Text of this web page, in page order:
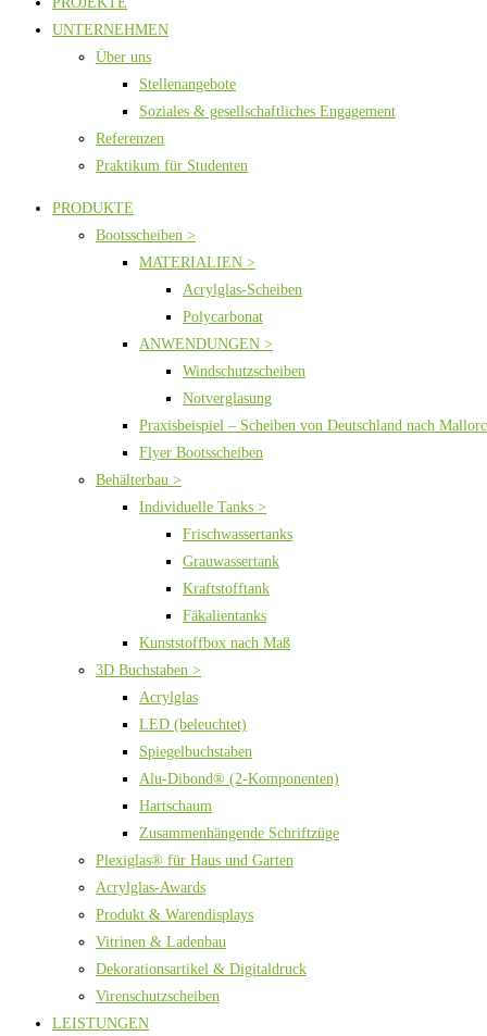
UNTERNEHMEN
Über uns
Stellenangebote
Soziales & gesellschaftliches Engagement
Referenzen
Praktikum für Studenten
PRODUKTE
Bootsscheiben >
MATERIALIEN >
Acrylglas-Scheiben
Polycarbonat
ANWENDUNGEN >
Windschutzscheiben
Notverglasung
Praxisbeispiel – Scheiben von Deutschland nach
Flyer Bootsscheiben
Behälterbau >
Individuelle Tanks >
Frischwassertanks
Grauwassertank
Kraftstofftank
Fäkalientanks
Kunststoffbox nach Maß
3D Buchstaben >
Acrylglas
LED (beleuchtet)
Spiegelbuchstaben
Alu-Dibond® (2-Komponenten)
Hartschaum
Zusammenhängende Schriftzüge
Plexiglas® für Haus und Garten
Acrylglas-Awards
Produkt & Warendisplays
Vitrinen & Ladenbau
Dekorationsartikel & Digitaldruck
Virenschutzscheiben
LEISTUNGEN